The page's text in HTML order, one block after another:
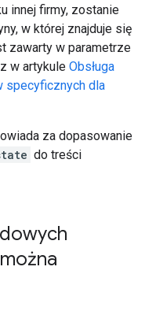
innej firmy, zostanie
w której znajduje się
zawarty w parametrze
w artykule Obsługa
specyficznych dla
za dopasowanie
do treści